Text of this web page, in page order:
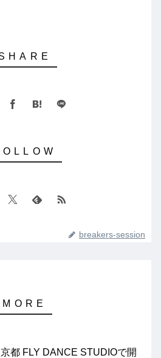
breakers-session
京都 FLY DANCE STUDIOで開